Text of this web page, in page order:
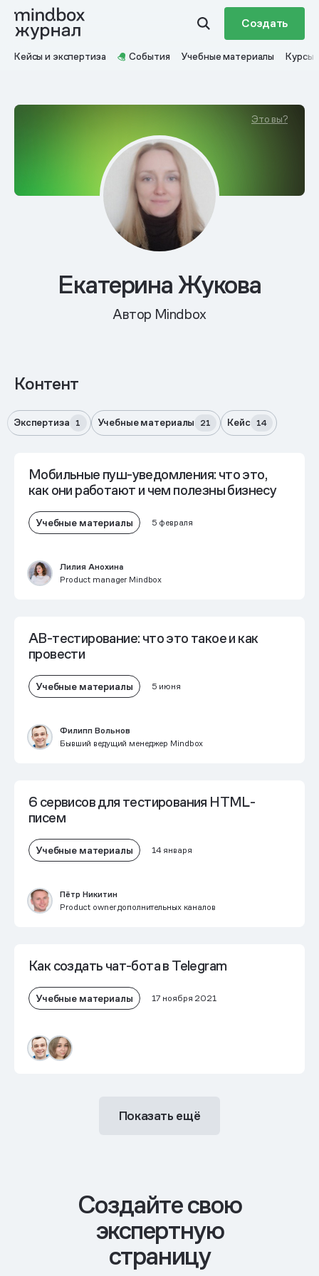
Создать
Кейсы и экспертиза События Учебные материалы Курсы
Это вы?
Екатерина Жукова
Автор Mindbox
Контент
Экспертиза 1 Учебные материалы 21 Кейс 14
Мобильные пуш-уведомления: что это,
как они работают и чем полезны бизнесу
Учебные материалы 5 февраля
Лилия Анохина
Product manager Mindbox
AB-тестирование: что это такое и как
провести
Учебные материалы 5 июня
Филипп Вольнов
Бывший ведущий менеджер Mindbox
6 сервисов для тестирования HTML-
писем
Учебные материалы 14 января
Пётр Никитин
Рroduct owner дополнительных каналов
Как создать чат-бота в Telegram
Учебные материалы 17 ноября 2021
Показать ещё
Cоздайте свою
экспертную
страницу